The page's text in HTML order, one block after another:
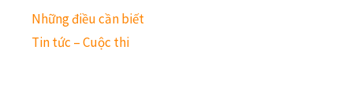
Những điều cần biết
Tin tức – Cuộc thi